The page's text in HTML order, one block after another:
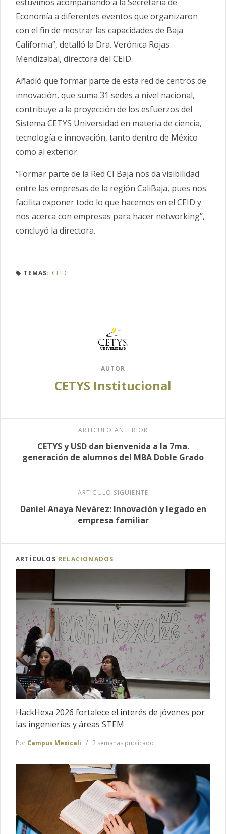
Economía a diferentes eventos que organizaron
con el fin de mostrar las capacidades de Baja
California”, detalló la Dra. Verónica Rojas
Mendizabal, directora del CEID.
Añadió que formar parte de esta red de centros de
innovación, que suma 31 sedes a nivel nacional,
contribuye a la proyección de los esfuerzos del
Sistema CETYS Universidad en materia de ciencia,
tecnología e innovación, tanto dentro de México
como al exterior.
“Formar parte de la Red CI Baja nos da visibilidad
entre las empresas de la región CaliBaja, pues nos
facilita exponer todo lo que hacemos en el CEID y
nos acerca con empresas para hacer networking”,
concluyó la directora.
TEMAS: CEID
AUTOR
CETYS Institucional
ARTÍCULO ANTERIOR
CETYS y USD dan bienvenida a la 7ma.
generación de alumnos del MBA Doble Grado
ARTÍCULO SIGUIENTE
Daniel Anaya Nevárez: Innovación y legado en
empresa familiar
ARTÍCULOS RELACIONADOS
HackHexa 2026 fortalece el interés de jóvenes por
las ingenierías y áreas STEM
Por Campus Mexicali 2 semanas publicado